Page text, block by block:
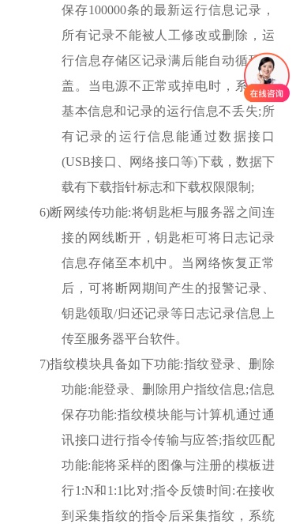
保存100000条的最新运行信息记录，
所有记录不能被人工修改或删除，运
行信息存储区记录满后能自动循环覆
盖。当电源不正常或掉电时，系统的
基本信息和记录的运行信息不丢失;所
有记录的运行信息能通过数据接口
(USB接口、网络接口等)下载，数据下
载有下载指针标志和下载权限限制;
6)断网续传功能:将钥匙柜与服务器之间连
接的网线断开，钥匙柜可将日志记录
信息存储至本机中。当网络恢复正常
后，可将断网期间产生的报警记录、
钥匙领取/归还记录等日志记录信息上
传至服务器平台软件。
7)指纹模块具备如下功能:指纹登录、删除
功能:能登录、删除用户指纹信息;信息
保存功能:指纹模块能与计算机通过通
讯接口进行指令传输与应答;指纹匹配
功能:能将采样的图像与注册的模板进
行1:N和1:1比对;指令反馈时间:在接收
到采集指纹的指令后采集指纹，系统